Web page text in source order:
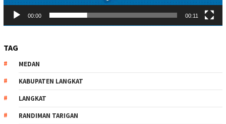
00:00 00:11
TAG
MEDAN
KABUPATEN LANGKAT
LANGKAT
RANDIMAN TARIGAN